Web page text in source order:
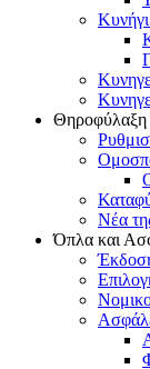
Θηροφύλαξη
Νέα
Όπλα και